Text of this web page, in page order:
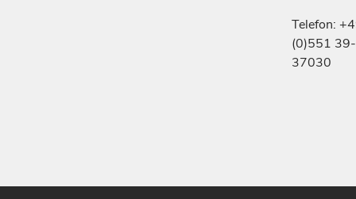
Telefon:
(0)551 39-
37030